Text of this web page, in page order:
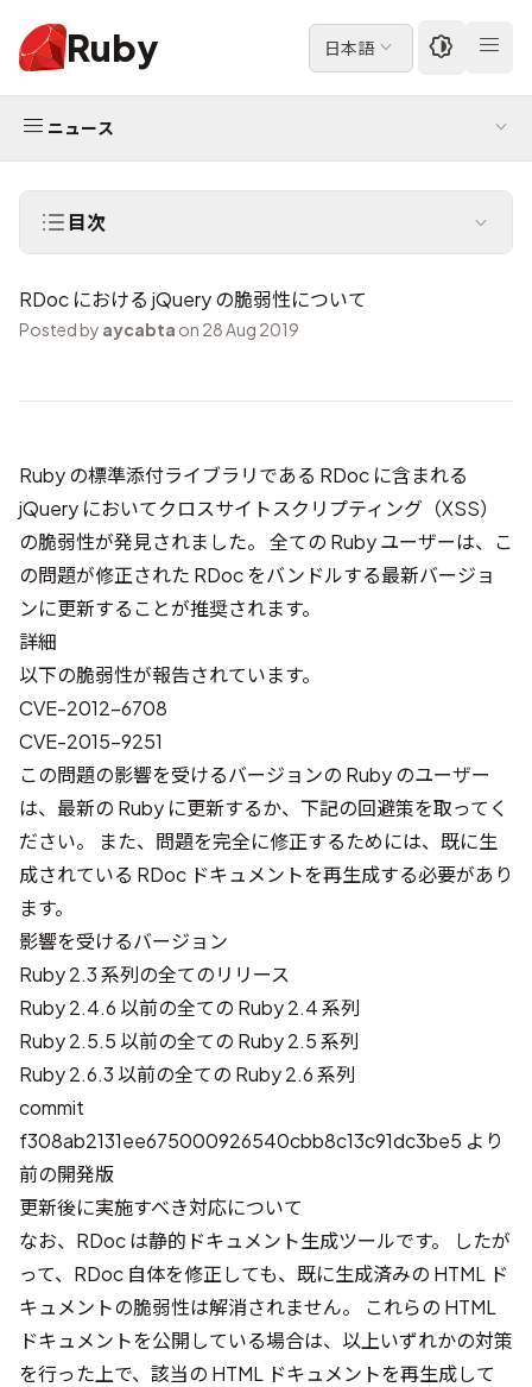
Ruby 日本語
ニュース
目次
RDoc における jQuery の脆弱性について
Posted by aycabta on 28 Aug 2019
Ruby の標準添付ライブラリである RDoc に含まれる
jQuery においてクロスサイトスクリプティング（XSS）
の脆弱性が発見されました。 全ての Ruby ユーザーは、こ
の問題が修正された RDoc をバンドルする最新バージョ
ンに更新することが推奨されます。
詳細
以下の脆弱性が報告されています。
CVE-2012-6708
CVE-2015-9251
この問題の影響を受けるバージョンの Ruby のユーザー
は、最新の Ruby に更新するか、下記の回避策を取ってく
ださい。 また、問題を完全に修正するためには、既に生
成されている RDoc ドキュメントを再生成する必要があり
ます。
影響を受けるバージョン
Ruby 2.3 系列の全てのリリース
Ruby 2.4.6 以前の全ての Ruby 2.4 系列
Ruby 2.5.5 以前の全ての Ruby 2.5 系列
Ruby 2.6.3 以前の全ての Ruby 2.6 系列
commit
f308ab2131ee675000926540cbb8c13c91dc3be5 より
前の開発版
更新後に実施すべき対応について
なお、RDoc は静的ドキュメント生成ツールです。 したが
って、RDoc 自体を修正しても、既に生成済みの HTML ド
キュメントの脆弱性は解消されません。 これらの HTML
ドキュメントを公開している場合は、以上いずれかの対策
を行った上で、該当の HTML ドキュメントを再生成して